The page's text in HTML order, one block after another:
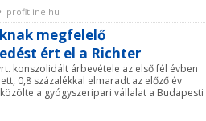
profitline.hu
megfelelő
ért el a Richter
konszolidált árbevétele az első fél évben
0,8 százalékkal elmaradt az előző év
a gyógyszeripari vállalat a Budapesti